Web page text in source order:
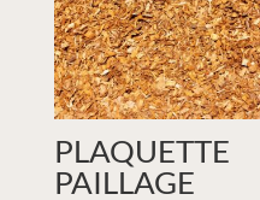
PLAQUETTE
PAILLAGE